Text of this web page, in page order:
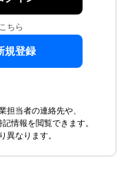
ちら
規登録
担当者の連絡先や、
情報を閲覧できます。
異なります。